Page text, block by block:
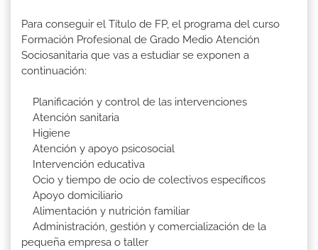
Para conseguir el Título de FP, el programa del curso
Formación Profesional de Grado Medio Atención
Sociosanitaria que vas a estudiar se exponen a
continuación:
Planificación y control de las intervenciones
Atención sanitaria
Higiene
Atención y apoyo psicosocial
Intervención educativa
Ocio y tiempo de ocio de colectivos específicos
Apoyo domiciliario
Alimentación y nutrición familiar
Administración, gestión y comercialización de la
pequeña empresa o taller